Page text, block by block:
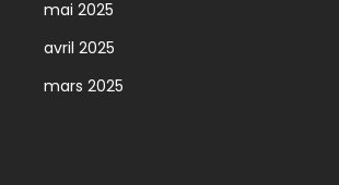
mai 2025
avril 2025
mars 2025